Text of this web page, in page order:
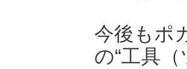
今後もポ
の“工具